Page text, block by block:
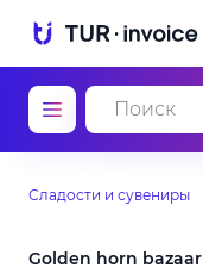
Сладости и сувениры
Golden horn bazaar